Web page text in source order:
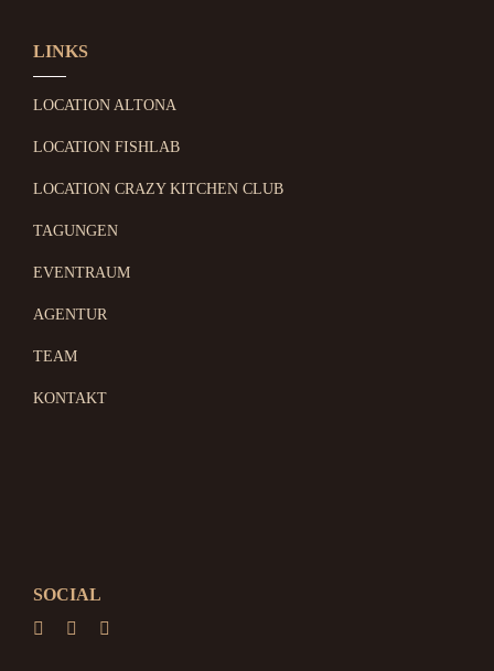
LINKS
LOCATION ALTONA
LOCATION FISHLAB
LOCATION CRAZY KITCHEN CLUB
TAGUNGEN
EVENTRAUM
AGENTUR
TEAM
KONTAKT
SOCIAL